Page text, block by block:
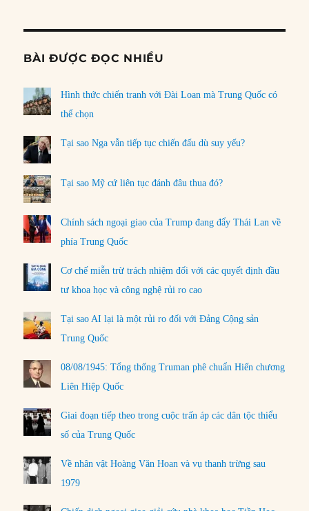
BÀI ĐƯỢC ĐỌC NHIỀU
Hình thức chiến tranh với Đài Loan mà Trung Quốc có
thể chọn
Tại sao Nga vẫn tiếp tục chiến đấu dù suy yếu?
Tại sao Mỹ cứ liên tục đánh đâu thua đó?
Chính sách ngoại giao của Trump đang đẩy Thái Lan về
phía Trung Quốc
Cơ chế miễn trừ trách nhiệm đối với các quyết định đầu
tư khoa học và công nghệ rủi ro cao
Tại sao AI lại là một rủi ro đối với Đảng Cộng sản
Trung Quốc
08/08/1945: Tổng thống Truman phê chuẩn Hiến chương
Liên Hiệp Quốc
Giai đoạn tiếp theo trong cuộc trấn áp các dân tộc thiểu
số của Trung Quốc
Về nhân vật Hoàng Văn Hoan và vụ thanh trừng sau
1979